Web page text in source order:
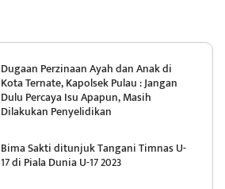
Dugaan Perzinaan Ayah dan Anak di
Kota Ternate, Kapolsek Pulau : Jangan
Dulu Percaya Isu Apapun, Masih
Dilakukan Penyelidikan
Bima Sakti ditunjuk Tangani Timnas U-
17 di Piala Dunia U-17 2023